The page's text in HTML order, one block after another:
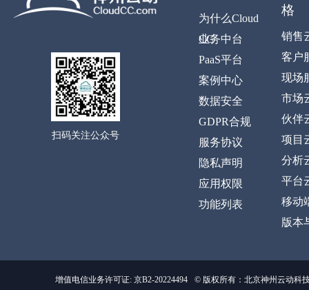
扫码关注公众号
为什么Cloud
CC
业务中台
PaaS平台
案例中心
数据安全
GDPR合规
服务协议
隐私声明
应用权限
功能列表
格
销售
客户
现场
市场
伙伴
项目
分析
平台
移动
版本
增值电信业务许可证: 京B2-20224494 © 版权所有：北京神州云动科